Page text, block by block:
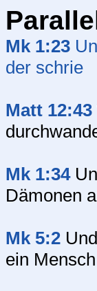
Mk 1:23
der schrie
Matt 12:43
Mk 1:34
Dämonen
Mk 5:2
ein